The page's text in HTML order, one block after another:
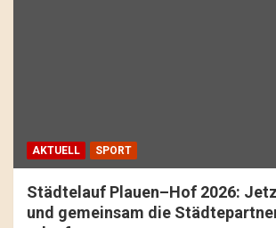
AKTUELL SPORT
Städtelauf Plauen–Hof 2026:
und gemeinsam die